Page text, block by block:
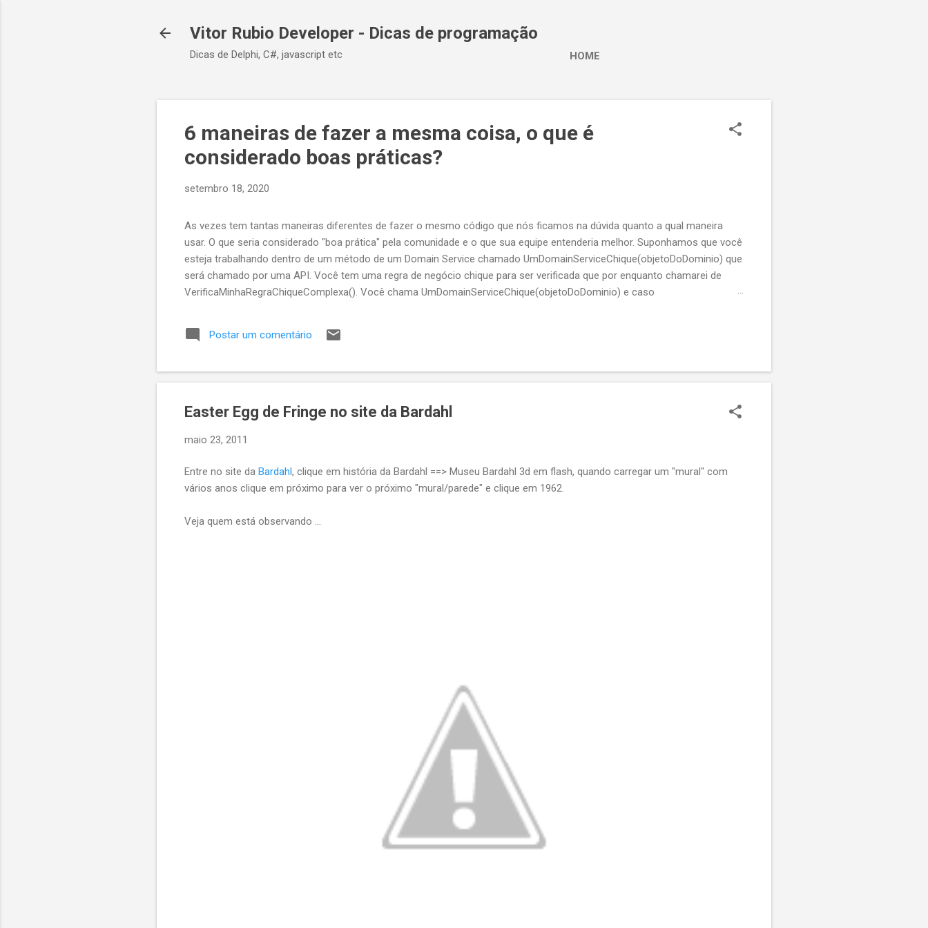
Vitor Rubio Developer - Dicas de programação
Dicas de Delphi, C#, javascript etc HOME
6 maneiras de fazer a mesma coisa, o que é
considerado boas práticas?
setembro 18, 2020
As vezes tem tantas maneiras diferentes de fazer o mesmo código que nós ficamos na dúvida quanto a qual maneira
usar. O que seria considerado "boa prática" pela comunidade e o que sua equipe entenderia melhor. Suponhamos que você
esteja trabalhando dentro de um método de um Domain Service chamado UmDomainServiceChique(objetoDoDominio) que
será chamado por uma API. Você tem uma regra de negócio chique para ser verificada que por enquanto chamarei de
VerificaMinhaRegraChiqueComplexa(). Você chama UmDomainServiceChique(objetoDoDominio) e caso
e a api retornar Ok 200, caso contrário você quer que a API responda um erro qualquer, tipo BadRequest, e retornar uma
mensagem dizendo que VerificaMinhaRegraChiqueComplexa deu ruim. Eu vejo 6 maneiras de fazer isso, gostaria de saber
Postar um comentário
Easter Egg de Fringe no site da Bardahl
maio 23, 2011
Entre no site da Bardahl, clique em história da Bardahl ==> Museu Bardahl 3d em flash, quando carregar um "mural" com
vários anos clique em próximo para ver o próximo "mural/parede" e clique em 1962.
Veja quem está observando ...